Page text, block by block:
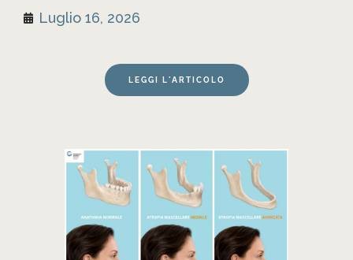
Luglio 16, 2026
LEGGI L'ARTICOLO